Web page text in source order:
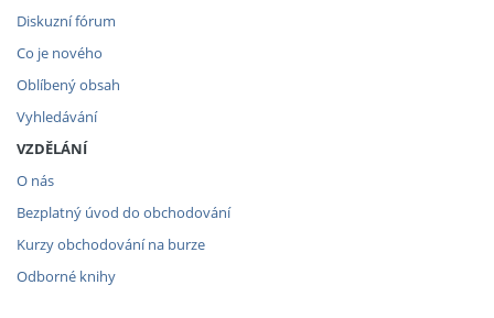
Diskuzní fórum
Co je nového
Oblíbený obsah
Vyhledávání
VZDĚLÁNÍ
O nás
Bezplatný úvod do obchodování
Kurzy obchodování na burze
Odborné knihy